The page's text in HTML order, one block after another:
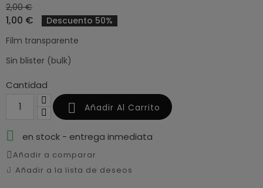
2,00 €
1,00 €
Descuento 50%
Film transparente
Sin blister (bulk)
Cantidad
 Añadir Al Carrito
 en stock - entrega inmediata
Añadir a comparar
Añadir a la lista de deseos